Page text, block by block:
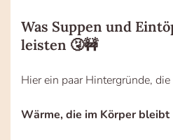
Was Suppen und
leisten 🤧🚧
Hier ein paar Hintergründe,
Wärme, die im Körper bleibt